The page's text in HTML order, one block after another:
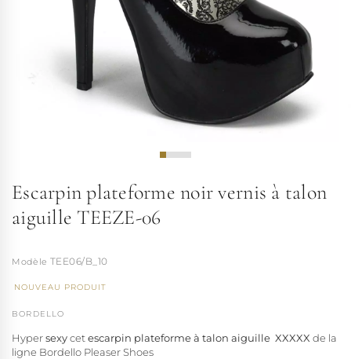
Escarpin plateforme noir vernis à talon
aiguille TEEZE-06
TEE06/B_10
NOUVEAU PRODUIT
BORDELLO
Hypersexycetescarpin plateforme à talon aiguille XXXXX de la
ligne Bordello Pleaser Shoes